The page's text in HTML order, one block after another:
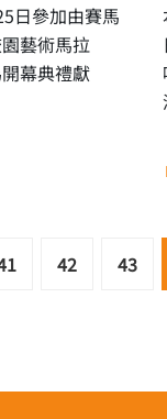
日參加由賽馬
藝術馬拉
幕典禮獻
42 43